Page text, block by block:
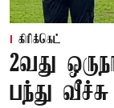
கிரிக்கெட்
2வது
பந்து